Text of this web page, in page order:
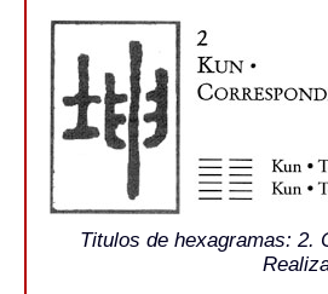
Titulos de hexagramas: 2.